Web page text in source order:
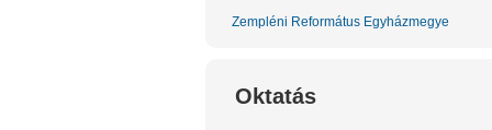
Zempléni Református Egyházmegye
Oktatás